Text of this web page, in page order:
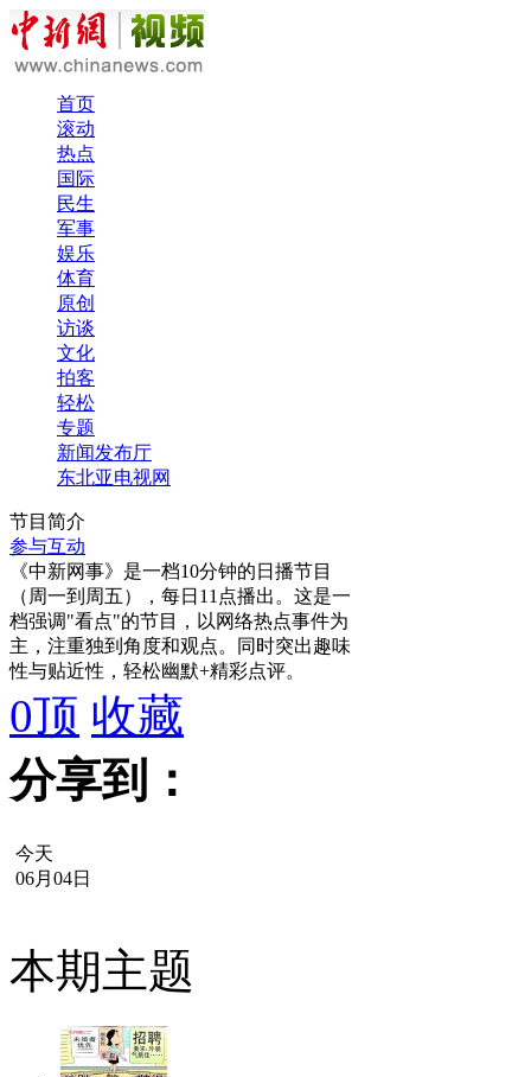
首页
滚动
热点
国际
民生
军事
娱乐
体育
原创
访谈
文化
拍客
轻松
专题
新闻发布厅
东北亚电视网
节目简介
参与互动
《中新网事》是一档10分钟的日播节目
（周一到周五），每日11点播出。这是一
档强调"看点"的节目，以网络热点事件为
主，注重独到角度和观点。同时突出趣味
性与贴近性，轻松幽默+精彩点评。
0顶 收藏
分享到：
今天
06月04日
本期主题